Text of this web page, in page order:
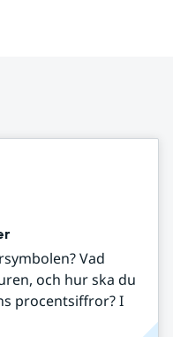
Vad
och hur ska du
procentsiffror? I